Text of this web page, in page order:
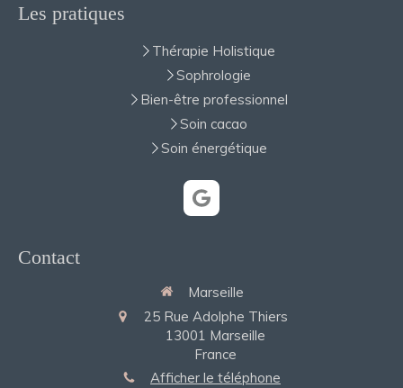
Les pratiques
Thérapie Holistique
Sophrologie
Bien-être professionnel
Soin cacao
Soin énergétique
Contact
Marseille
25 Rue Adolphe Thiers
13001 Marseille
France
Afficher le téléphone